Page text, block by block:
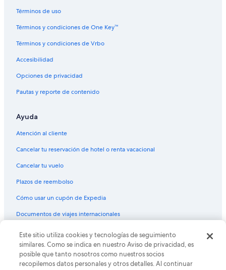
Términos de uso
Términos y condiciones de One Key™
Términos y condiciones de Vrbo
Accesibilidad
Opciones de privacidad
Pautas y reporte de contenido
Ayuda
Atención al cliente
Cancelar tu reservación de hotel o renta vacacional
Cancelar tu vuelo
Plazos de reembolso
Cómo usar un cupón de Expedia
Documentos de viajes internacionales
© 2026 Expedia, Inc., una empresa de Expedia Group. Todos los
derechos reservados. Expedia y el logo de Expedia son marcas
registradas o marcas comerciales de Expedia, Inc. CST# 2029030-50.
Este sitio utiliza cookies y tecnologías de seguimiento
similares. Como se indica en nuestro Aviso de privacidad, es
posible que tanto nosotros como nuestros socios
recopilemos datos personales y otros detalles. Al continuar